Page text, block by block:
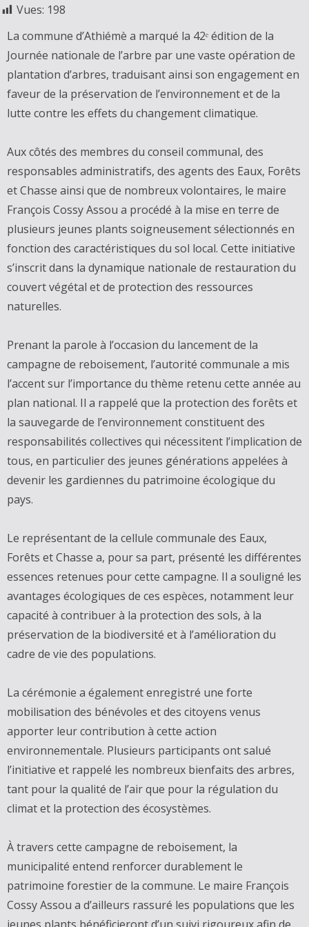
Vues: 198
La commune d’Athiémè a marqué la 42ᵉ édition de la
Journée nationale de l’arbre par une vaste opération de
plantation d’arbres, traduisant ainsi son engagement en
faveur de la préservation de l’environnement et de la
lutte contre les effets du changement climatique.
Aux côtés des membres du conseil communal, des
responsables administratifs, des agents des Eaux, Forêts
et Chasse ainsi que de nombreux volontaires, le maire
François Cossy Assou a procédé à la mise en terre de
plusieurs jeunes plants soigneusement sélectionnés en
fonction des caractéristiques du sol local. Cette initiative
s’inscrit dans la dynamique nationale de restauration du
couvert végétal et de protection des ressources
naturelles.
Prenant la parole à l’occasion du lancement de la
campagne de reboisement, l’autorité communale a mis
l’accent sur l’importance du thème retenu cette année au
plan national. Il a rappelé que la protection des forêts et
la sauvegarde de l’environnement constituent des
responsabilités collectives qui nécessitent l’implication de
tous, en particulier des jeunes générations appelées à
devenir les gardiennes du patrimoine écologique du
pays.
Le représentant de la cellule communale des Eaux,
Forêts et Chasse a, pour sa part, présenté les différentes
essences retenues pour cette campagne. Il a souligné les
avantages écologiques de ces espèces, notamment leur
capacité à contribuer à la protection des sols, à la
préservation de la biodiversité et à l’amélioration du
cadre de vie des populations.
La cérémonie a également enregistré une forte
mobilisation des bénévoles et des citoyens venus
apporter leur contribution à cette action
environnementale. Plusieurs participants ont salué
l’initiative et rappelé les nombreux bienfaits des arbres,
tant pour la qualité de l’air que pour la régulation du
climat et la protection des écosystèmes.
À travers cette campagne de reboisement, la
municipalité entend renforcer durablement le
patrimoine forestier de la commune. Le maire François
Cossy Assou a d’ailleurs rassuré les populations que les